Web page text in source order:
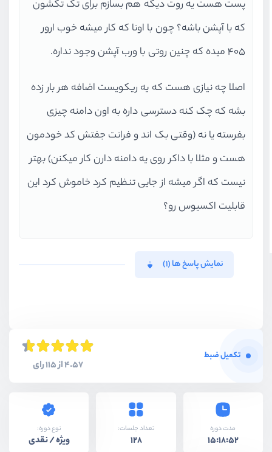
پست هست یه روت دیگه هم بسازم برای تک تکشون
که با آپشن باشه؟ چون با اونا که کار میشه خوب ارور
405 میده که چنین روتی با ورب آپشن وجود نداره.
اصلا چه نیازی هست که یه ریکویست اضافه هر بار زده
بشه که چک کنه دسترسی داره به اون دامنه چیزی
بفرسته یا نه (وقتی بک اند و فرانت جفتش کد خودمون
هست و مثلا با داکر روی یه دامنه دارن کار میکنن) بهتر
نیست که اگر میشه از جایی تنظیم کرد خاموش کرد این
قابلیت اکسیوس رو؟
نمایش پاسخ ها (1)
تکمیل ضبط
4.57 از 115 رای
مدت دوره
15:18:52
تعداد جلسات:
128
نوع دوره:
ویژه / نقدی